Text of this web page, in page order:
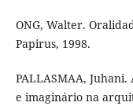
ONG, Walter.
Papirus, 1998.
PALLASMAA,
e imaginário na